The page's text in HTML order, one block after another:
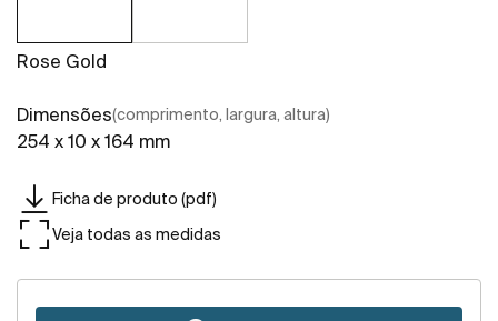
Rose Gold
Dimensões(comprimento, largura, altura)
254 x 10 x 164 mm
Ficha de produto (pdf)
Veja todas as medidas